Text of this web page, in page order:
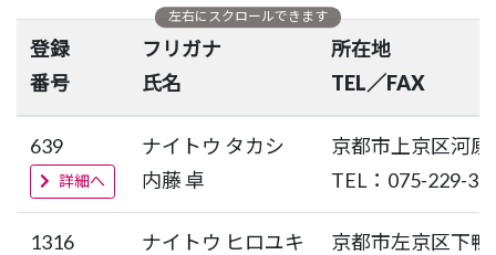
登録
番号
フリガナ
氏名
所在地
TEL／FAX
639
詳細へ
ナイトウ タカシ
内藤 卓
京都市上京区河
TEL：075-229-
1316
ナイトウ ヒロユキ
京都市左京区下